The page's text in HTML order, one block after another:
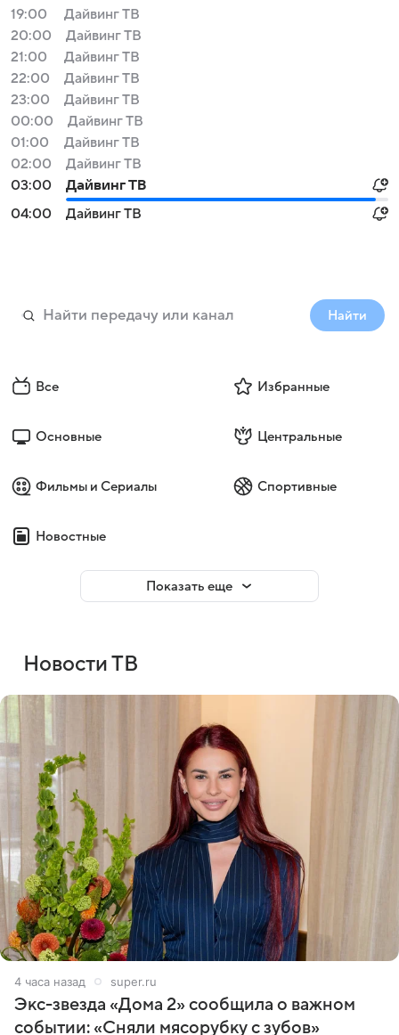
19:00
Дайвинг ТВ
20:00
Дайвинг ТВ
21:00
Дайвинг ТВ
22:00
Дайвинг ТВ
23:00
Дайвинг ТВ
00:00
Дайвинг ТВ
01:00
Дайвинг ТВ
02:00
Дайвинг ТВ
03:00
Дайвинг ТВ
04:00
Дайвинг ТВ
Найти
Все Избранные
Основные Центральные
Фильмы и Сериалы Спортивные
Новостные
Показать еще
Новости ТВ
4 часа назад super.ru
Экс-звезда «Дома 2» сообщила о важном
событии: «Сняли мясорубку с зубов»